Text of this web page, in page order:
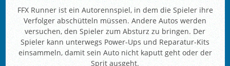
FFX Runner ist ein Autorennspiel, in dem die Spieler ihre
Verfolger abschütteln müssen. Andere Autos werden
versuchen, den Spieler zum Absturz zu bringen. Der
Spieler kann unterwegs Power-Ups und Reparatur-Kits
einsammeln, damit sein Auto nicht kaputt geht oder der
Sprit ausgeht.